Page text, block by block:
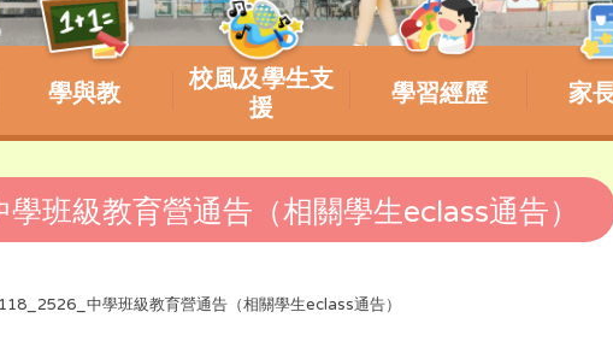
學與教
校風及學生支
援
學習經歷 家
班級教育營通告（相關學生eclass通告）
118_2526_中學班級教育營通告（相關學生eclass通告）